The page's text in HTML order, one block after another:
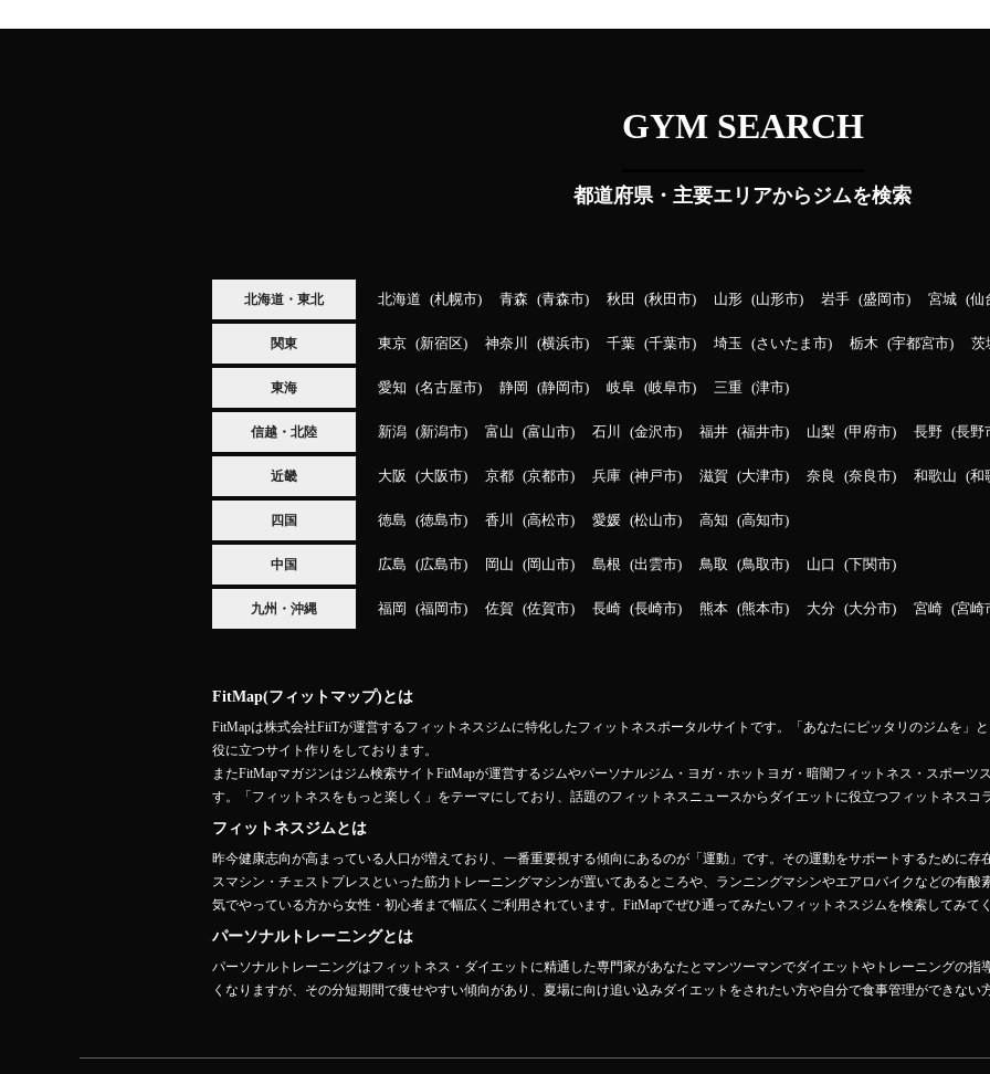
GYM SEARCH
都道府県・主要エリアからジムを検索
北海道・東北 北海道 札幌市 青森 青森市 秋田 秋田市 山形 山形市 岩手 盛岡市 宮城 仙
関東 東京 新宿区 神奈川 横浜市 千葉 千葉市 埼玉 さいたま市 栃木 宇都宮市 茨
東海 愛知 名古屋市 静岡 静岡市 岐阜 岐阜市 三重 津市
信越・北陸 新潟 新潟市 富山 富山市 石川 金沢市 福井 福井市 山梨 甲府市 長野 長野
近畿 大阪 大阪市 京都 京都市 兵庫 神戸市 滋賀 大津市 奈良 奈良市 和歌山 和
四国 徳島 徳島市 香川 高松市 愛媛 松山市 高知 高知市
中国 広島 広島市 岡山 岡山市 島根 出雲市 鳥取 鳥取市 山口 下関市
九州・沖縄 福岡 福岡市 佐賀 佐賀市 長崎 長崎市 熊本 熊本市 大分 大分市 宮崎 宮崎
FitMap(フィットマップ)とは
FitMapは株式会社FiiTが運営するフィットネスジムに特化したフィットネスポータルサイトです。「あなたにピッタリのジムを」
役に立つサイト作りをしております。
またFitMapマガジンはジム検索サイトFitMapが運営するジムやパーソナルジム・ヨガ・ホットヨガ・暗闇フィットネス・スポー
す。「フィットネスをもっと楽しく」をテーマにしており、話題のフィットネスニュースからダイエットに役立つフィットネスコ
フィットネスジムとは
昨今健康志向が高まっている人口が増えており、一番重要視する傾向にあるのが「運動」です。その運動をサポートするために
スマシン・チェストプレスといった筋力トレーニングマシンが置いてあるところや、ランニングマシンやエアロバイクなどの有
気でやっている方から女性・初心者まで幅広くご利用されています。FitMapでぜひ通ってみたいフィットネスジムを検索してみて
パーソナルトレーニングとは
パーソナルトレーニングはフィットネス・ダイエットに精通した専門家があなたとマンツーマンでダイエットやトレーニングの
くなりますが、その分短期間で痩せやすい傾向があり、夏場に向け追い込みダイエットをされたい方や自分で食事管理ができない